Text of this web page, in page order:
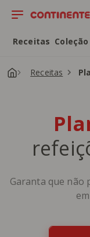
Saltar para
Receitas
Receitas
Garanta que não